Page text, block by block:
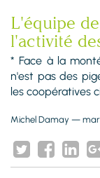
L'équipe
l'activité
* Face à la
n'est pas des
les coopératives
Michel Damay —